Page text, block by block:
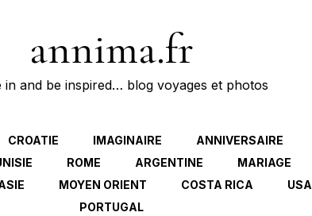
annima.fr
in and be inspired… blog voyages et photos
CROATIE IMAGINAIRE ANNIVERSAIRE
ROME ARGENTINE MARIAGE
MOYEN ORIENT COSTA RICA USA
PORTUGAL